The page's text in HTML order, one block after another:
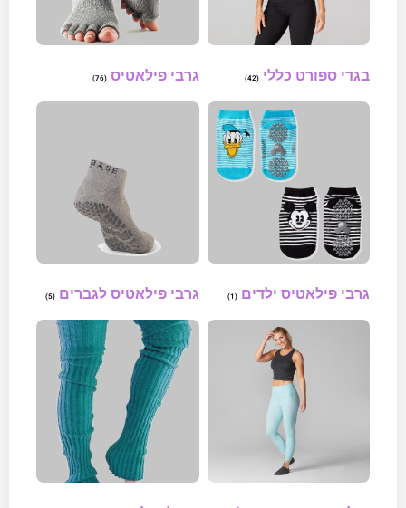
בגדי ספורט כללי (42) גרבי פילאטיס(76)
גרבי פילאטיס ילדים (1) גרבי פילאטיס לגברים(5)